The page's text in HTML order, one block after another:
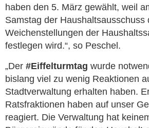
haben den 5. März gewählt, weil
Samstag der Haushaltsausschuss
Weichenstellungen der
festlegen wird.“, so Peschel.
„Der #Eiffelturmtag wurde
bislang viel zu wenig Reaktionen
Stadtverwaltung erhalten haben.
Ratsfraktionen haben auf unser
reagiert. Die Verwaltung hat